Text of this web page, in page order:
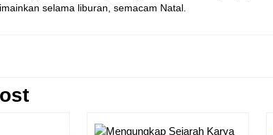
selama liburan, semacam Natal.